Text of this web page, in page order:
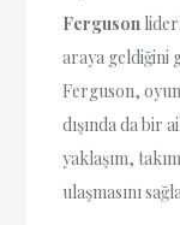
Ferguson
araya geldiğini
Ferguson,
dışında da bir
yaklaşım,
ulaşmasını